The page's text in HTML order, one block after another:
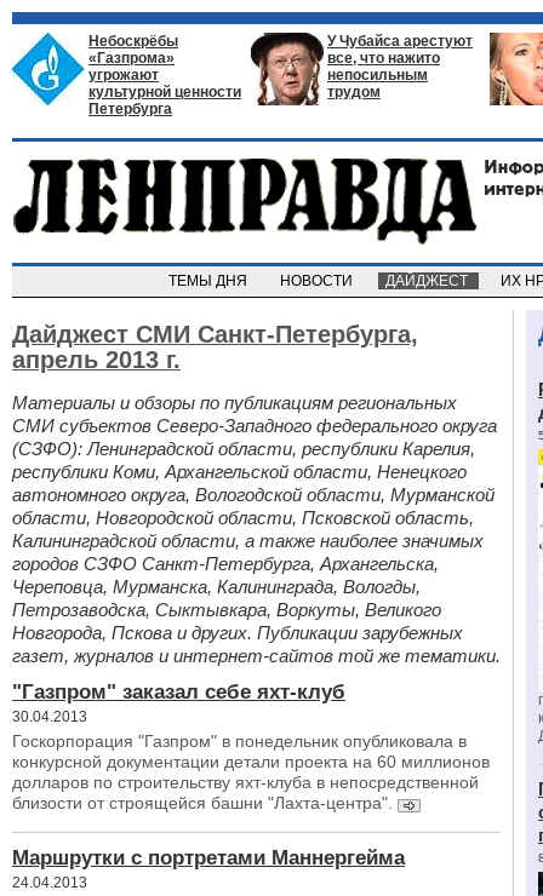
Небоскрёбы
«Газпрома»
угрожают
культурной ценности
Петербурга
У Чубайса арестуют
все, что нажито
непосильным
трудом
ТЕМЫ ДНЯ НОВОСТИ ДАЙДЖЕСТ ИХ
Дайджест СМИ Санкт-Петербурга,
апрель 2013 г.
Материалы и обзоры по публикациям региональных
СМИ субъектов Северо-Западного федерального округа
(СЗФО): Ленинградской области, республики Карелия,
республики Коми, Архангельской области, Ненецкого
автономного округа, Вологодской области, Мурманской
области, Новгородской области, Псковской область,
Калининградской области, а также наиболее значимых
городов СЗФО Санкт-Петербурга, Архангельска,
Череповца, Мурманска, Калининграда, Вологды,
Петрозаводска, Сыктывкара, Воркуты, Великого
Новгорода, Пскова и других. Публикации зарубежных
газет, журналов и интернет-сайтов той же тематики.
"Газпром" заказал себе яхт-клуб
30.04.2013
Госкорпорация "Газпром" в понедельник опубликовала в
конкурсной документации детали проекта на 60 миллионов
долларов по строительству яхт-клуба в непосредственной
близости от строящейся башни "Лахта-центра".
Mаршрутки с портретами Маннергейма
24.04.2013